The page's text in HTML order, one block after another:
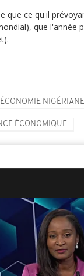
que ce qu'il
que l'année
ÉCONOMIE NIGÉRIANE
ÉCONOMIQUE